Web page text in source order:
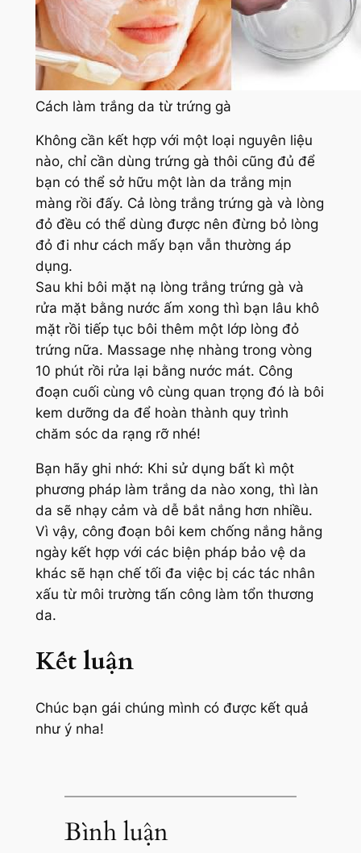
Cách làm trắng da từ trứng gà
Không cần kết hợp với một loại nguyên liệu
nào, chỉ cần dùng trứng gà thôi cũng đủ để
bạn có thể sở hữu một làn da trắng mịn
màng rồi đấy. Cả lòng trắng trứng gà và lòng
đỏ đều có thể dùng được nên đừng bỏ lòng
đỏ đi như cách mấy bạn vẫn thường áp
dụng.
Sau khi bôi mặt nạ lòng trắng trứng gà và
rửa mặt bằng nước ấm xong thì bạn lâu khô
mặt rồi tiếp tục bôi thêm một lớp lòng đỏ
trứng nữa. Massage nhẹ nhàng trong vòng
10 phút rồi rửa lại bằng nước mát. Công
đoạn cuối cùng vô cùng quan trọng đó là bôi
kem dưỡng da để hoàn thành quy trình
chăm sóc da rạng rỡ nhé!
Bạn hãy ghi nhớ: Khi sử dụng bất kì một
phương pháp làm trắng da nào xong, thì làn
da sẽ nhạy cảm và dễ bắt nắng hơn nhiều.
Vì vậy, công đoạn bôi kem chống nắng hằng
ngày kết hợp với các biện pháp bảo vệ da
khác sẽ hạn chế tối đa việc bị các tác nhân
xấu từ môi trường tấn công làm tổn thương
da.
Kết luận
Chúc bạn gái chúng mình có được kết quả
như ý nha!
Bình luận